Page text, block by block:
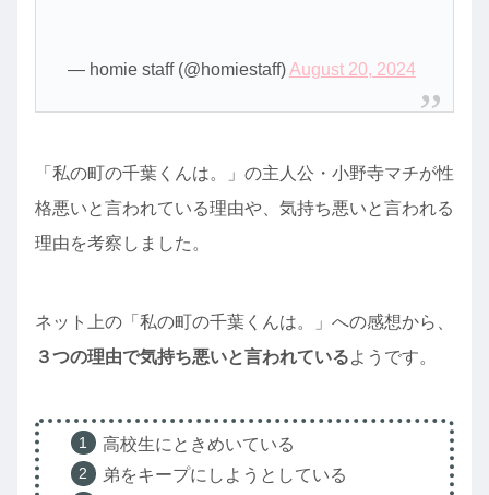
— homie staff (@homiestaff)August 20, 2024
「私の町の千葉くんは。」の主人公・小野寺マチが性
格悪いと言われている理由や、気持ち悪いと言われる
理由を考察しました。
ネット上の「私の町の千葉くんは。」への感想から、
３つの理由で気持ち悪いと言われているようです。
高校生にときめいている
弟をキープにしようとしている